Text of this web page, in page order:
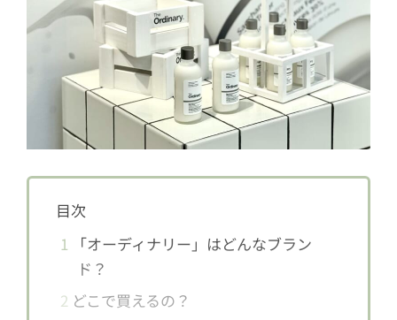
目次
1
「オーディナリー」はどんなブラン
ド？
2 どこで買えるの？